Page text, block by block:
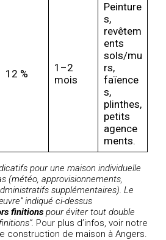
12 %
1–2
mois
Peinture
s,
revêtem
ents
sols/mu
rs,
faïence
s,
plinthes,
petits
agence
ments.
pour une maison individuelle
(météo, approvisionnements,
supplémentaires). Le
indiqué ci-dessus
finitionspour éviter tout double
Pour plus d’infos, voir notre
construction de maison à Angers.